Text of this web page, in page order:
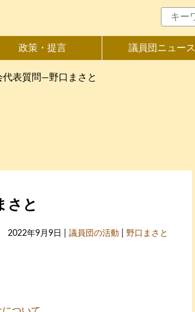
政策・提言 議員団ニュース
代表質問―野口まさと
さと
2022年9月9日 | 議員団の活動 野口まさと